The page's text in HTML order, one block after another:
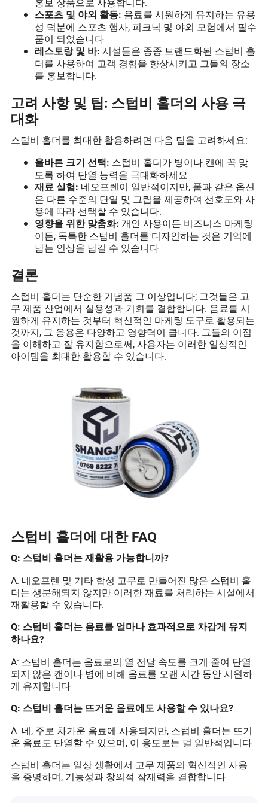
홍보 상품으로 사용합니다.
스포츠 및 야외 활동: 음료를 시원하게 유지하는 유용
성 덕분에 스포츠 행사, 피크닉 및 야외 모험에서 필수
품이 되었습니다.
레스토랑 및 바: 시설들은 종종 브랜드화된 스텁비 홀
더를 사용하여 고객 경험을 향상시키고 그들의 장소
를 홍보합니다.
고려 사항 및 팁: 스텁비 홀더의 사용 극
대화
스텁비 홀더를 최대한 활용하려면 다음 팁을 고려하세요:
올바른 크기 선택: 스텁비 홀더가 병이나 캔에 꼭 맞
도록 하여 단열 능력을 극대화하세요.
재료 실험: 네오프렌이 일반적이지만, 폼과 같은 옵션
은 다른 수준의 단열 및 그립을 제공하여 선호도와 사
용에 따라 선택할 수 있습니다.
영향을 위한 맞춤화: 개인 사용이든 비즈니스 마케팅
이든, 독특한 스텁비 홀더를 디자인하는 것은 기억에
남는 인상을 남길 수 있습니다.
결론
스텁비 홀더는 단순한 기념품 그 이상입니다; 그것들은 고
무 제품 산업에서 실용성과 기회를 결합합니다. 음료를 시
원하게 유지하는 것부터 혁신적인 마케팅 도구로 활용되는
것까지, 그 응용은 다양하고 영향력이 큽니다. 그들의 이점
을 이해하고 잘 유지함으로써, 사용자는 이러한 일상적인
아이템을 최대한 활용할 수 있습니다.
스텁비 홀더에 대한 FAQ
Q: 스텁비 홀더는 재활용 가능합니까?
A: 네오프렌 및 기타 합성 고무로 만들어진 많은 스텁비 홀
더는 생분해되지 않지만 이러한 재료를 처리하는 시설에서
재활용할 수 있습니다.
Q: 스텁비 홀더는 음료를 얼마나 효과적으로 차갑게 유지
하나요?
A: 스텁비 홀더는 음료로의 열 전달 속도를 크게 줄여 단열
되지 않은 캔이나 병에 비해 음료를 오랜 시간 동안 시원하
게 유지합니다.
Q: 스텁비 홀더는 뜨거운 음료에도 사용할 수 있나요?
A: 네, 주로 차가운 음료에 사용되지만, 스텁비 홀더는 뜨거
운 음료도 단열할 수 있으며, 이 용도로는 덜 일반적입니다.
스텁비 홀더는 일상 생활에서 고무 제품의 혁신적인 사용
을 증명하며, 기능성과 창의적 잠재력을 결합합니다.